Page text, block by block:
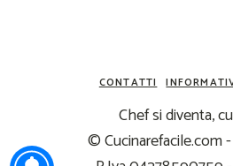
CONTATTI
Chef si diventa,
© Cucinarefacile.com